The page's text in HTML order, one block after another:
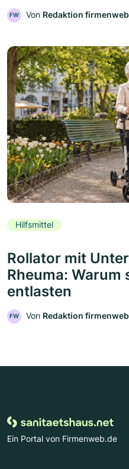
FW Von Redaktion
Hilfsmittel
Rollator mit
Rheuma: Warum
entlasten
FW Von Redaktion
Ein Portal von Firmenweb.de